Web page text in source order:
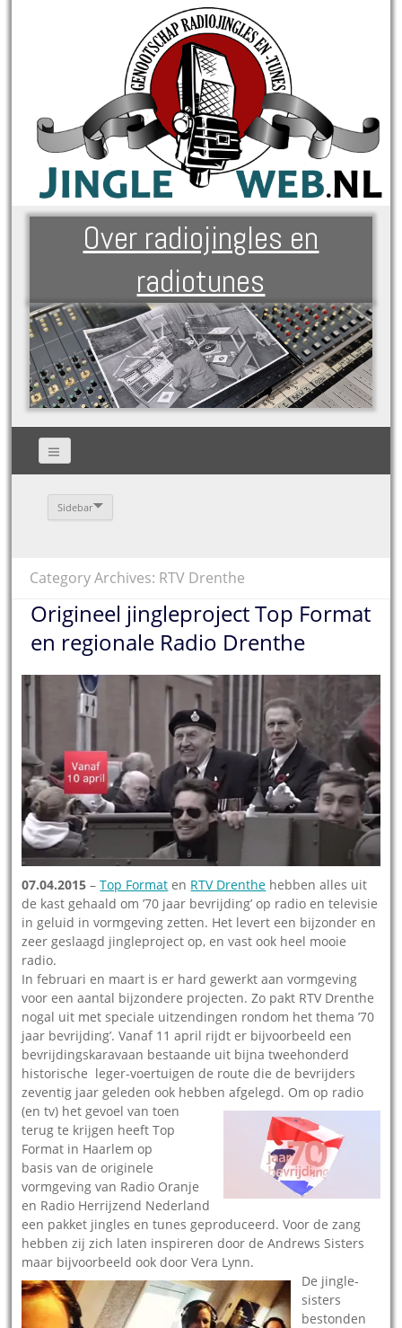
Over radiojingles en
radiotunes
Sidebar
Category Archives: RTV Drenthe
Origineel jingleproject Top Format
en regionale Radio Drenthe
07.04.2015 –Top Format en RTV Drenthe hebben alles uit
de kast gehaald om ’70 jaar bevrijding’ op radio en televisie
in geluid in vormgeving zetten. Het levert een bijzonder en
zeer geslaagd jingleproject op, en vast ook heel mooie
radio.
In februari en maart is er hard gewerkt aan vormgeving
voor een aantal bijzondere projecten. Zo pakt RTV Drenthe
nogal uit met speciale uitzendingen rondom het thema ’70
jaar bevrijding’. Vanaf 11 april rijdt er bijvoorbeeld een
bevrijdingskaravaan bestaande uit bijna tweehonderd
historische leger-voertuigen de route die de bevrijders
zeventig jaar geleden ook hebben afgelegd. Om op radio
(en tv) het gevoel van toen
terug te krijgen heeft Top
Format in Haarlem op
basis van de originele
vormgeving van Radio Oranje
en Radio Herrijzend Nederland
een pakket jingles en tunes geproduceerd. Voor de zang
hebben zij zich laten inspireren door de Andrews Sisters
maar bijvoorbeeld ook door Vera Lynn.
De jingle-
sisters
bestonden